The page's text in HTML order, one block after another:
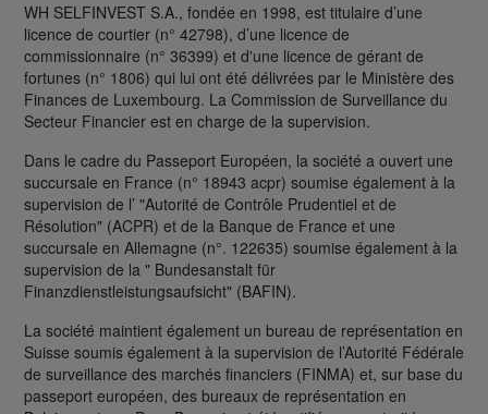
WH SELFINVEST S.A., fondée en 1998, est titulaire d’une
licence de courtier (n° 42798), d’une licence de
commissionnaire (n° 36399) et d'une licence de gérant de
fortunes (n° 1806) qui lui ont été délivrées par le Ministère des
Finances de Luxembourg. La Commission de Surveillance du
Secteur Financier est en charge de la supervision.
Dans le cadre du Passeport Européen, la société a ouvert une
succursale en France (n° 18943 acpr) soumise également à la
supervision de l’ "Autorité de Contrôle Prudentiel et de
Résolution" (ACPR) et de la Banque de France et une
succursale en Allemagne (n°. 122635) soumise également à la
supervision de la " Bundesanstalt für
Finanzdienstleistungsaufsicht" (BAFIN).
La société maintient également un bureau de représentation en
Suisse soumis également à la supervision de l’Autorité Fédérale
de surveillance des marchés financiers (FINMA) et, sur base du
passeport européen, des bureaux de représentation en